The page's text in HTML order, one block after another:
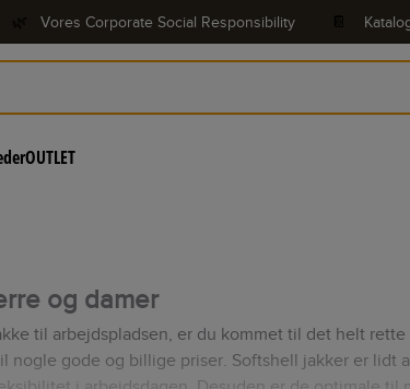
Vores Corporate Social Responsibility
OUTLET
og damer
til arbejdspladsen, er du kommet til det helt
nogle gode og billige priser. Softshell jakker er